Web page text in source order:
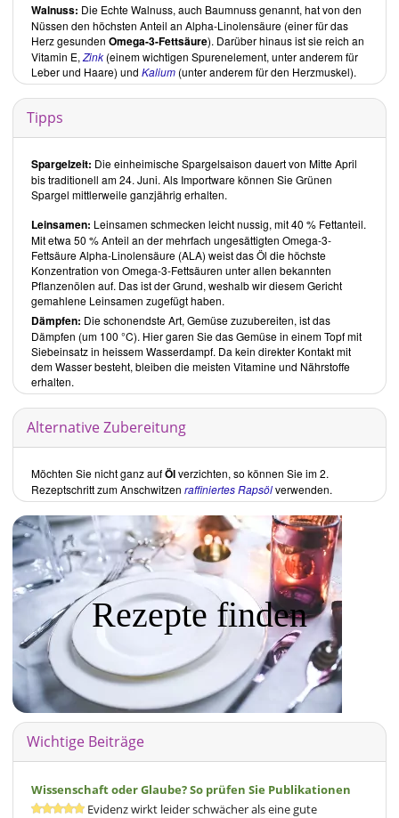
Walnuss: Die Echte Walnuss, auch Baumnuss genannt, hat von den
Nüssen den höchsten Anteil an Alpha-Linolensäure (einer für das
Herz gesunden Omega-3-Fettsäure). Darüber hinaus ist sie reich an
Vitamin E, Zink (einem wichtigen Spurenelement, unter anderem für
Leber und Haare) und Kalium (unter anderem für den Herzmuskel).
Tipps
Spargelzeit: Die einheimische Spargelsaison dauert von Mitte April
bis traditionell am 24. Juni. Als Importware können Sie Grünen
Spargel mittlerweile ganzjährig erhalten.
Leinsamen: Leinsamen schmecken leicht nussig, mit 40 % Fettanteil.
Mit etwa 50 % Anteil an der mehrfach ungesättigten Omega-3-
Fettsäure Alpha-Linolensäure (ALA) weist das Öl die höchste
Konzentration von Omega-3-Fettsäuren unter allen bekannten
Pflanzenölen auf. Das ist der Grund, weshalb wir diesem Gericht
gemahlene Leinsamen zugefügt haben.
Dämpfen: Die schonendste Art, Gemüse zuzubereiten, ist das
Dämpfen (um 100 °C). Hier garen Sie das Gemüse in einem Topf mit
Siebeinsatz in heissem Wasserdampf. Da kein direkter Kontakt mit
dem Wasser besteht, bleiben die meisten Vitamine und Nährstoffe
erhalten.
Alternative Zubereitung
Möchten Sie nicht ganz aufÖlverzichten, so können Sie im 2.
Rezeptschritt zum Anschwitzen raffiniertes Rapsölverwenden.
Rezepte finden
Wichtige Beiträge
Wissenschaft oder Glaube? So prüfen Sie Publikationen
Evidenz wirkt leider schwächer als eine gute